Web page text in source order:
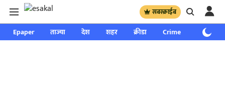
सबस्क्राईब
Epaper ताज्या देश शहर क्रीडा Crime साप्ताहिक